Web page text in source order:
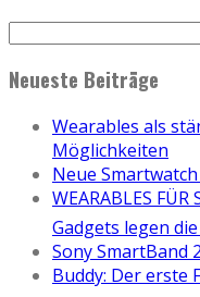
Neueste Beiträge
Wearables als
Möglichkeiten
Neue
WEARABLES
Gadgets legen
Sony SmartBand
Buddy: Der erste